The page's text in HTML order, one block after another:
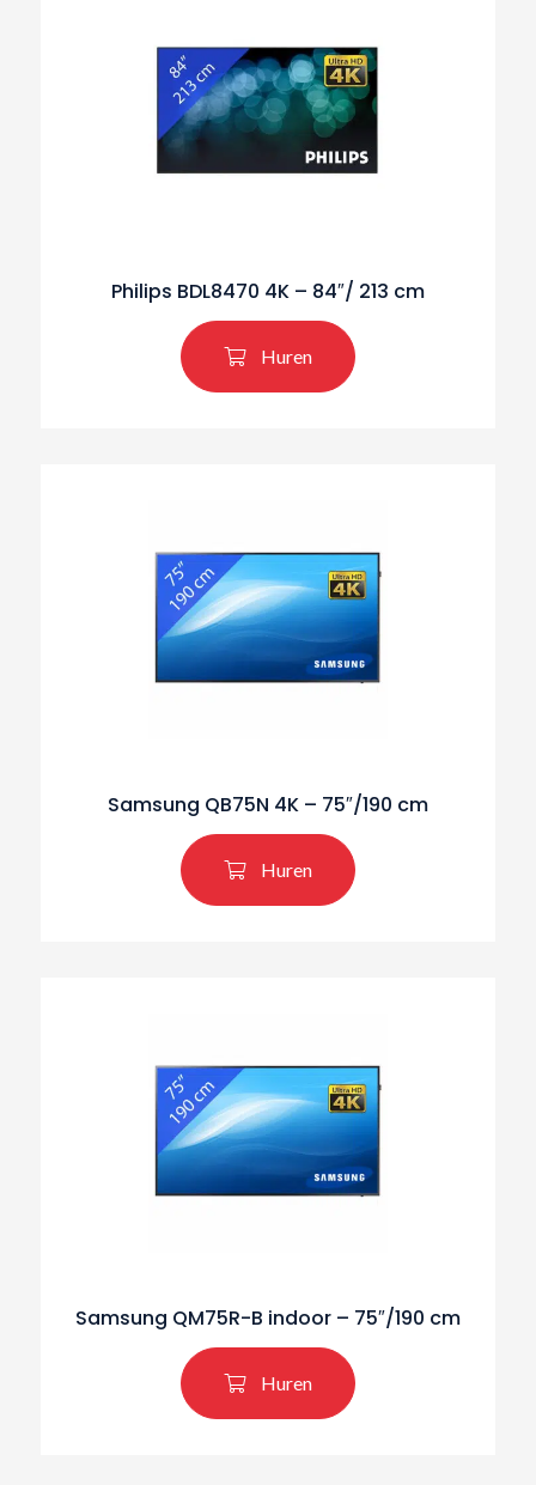
Philips BDL8470 4K – 84″/ 213 cm
Huren
Samsung QB75N 4K – 75″/190 cm
Huren
Samsung QM75R-B indoor – 75″/190 cm
Huren